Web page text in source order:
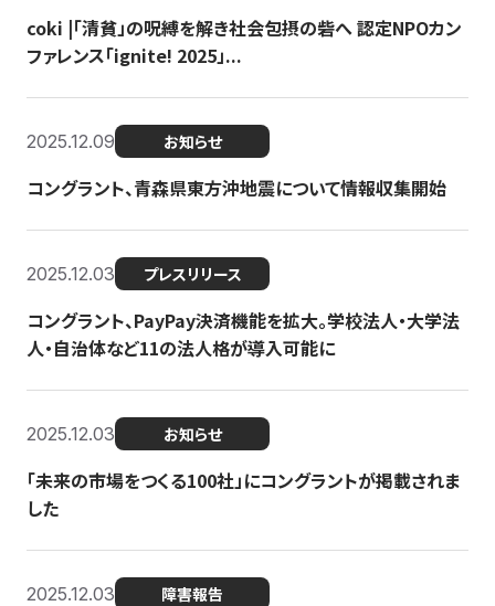
coki |「清貧」の呪縛を解き社会包摂の砦へ 認定NPOカン
ファレンス「ignite! 2025」...
2025.12.09 お知らせ
コングラント、青森県東方沖地震について情報収集開始
2025.12.03 プレスリリース
コングラント、PayPay決済機能を拡大。学校法人・大学法
人・自治体など11の法人格が導入可能に
2025.12.03 お知らせ
「未来の市場をつくる100社」にコングラントが掲載されま
した
2025.12.03 障害報告